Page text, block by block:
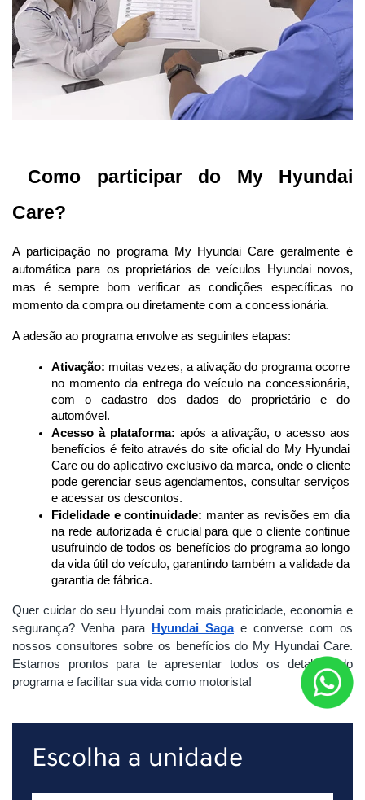
Como participar do My Hyundai
Care?
A participação no programa My Hyundai Care geralmente é
automática para os proprietários de veículos Hyundai novos,
mas é sempre bom verificar as condições específicas no
momento da compra ou diretamente com a concessionária.
A adesão ao programa envolve as seguintes etapas:
Ativação: muitas vezes, a ativação do programa ocorre
no momento da entrega do veículo na concessionária,
com o cadastro dos dados do proprietário e do
automóvel.
Acesso à plataforma: após a ativação, o acesso aos
benefícios é feito através do site oficial do My Hyundai
Care ou do aplicativo exclusivo da marca, onde o cliente
pode gerenciar seus agendamentos, consultar serviços
e acessar os descontos.
Fidelidade e continuidade: manter as revisões em dia
na rede autorizada é crucial para que o cliente continue
usufruindo de todos os benefícios do programa ao longo
da vida útil do veículo, garantindo também a validade da
garantia de fábrica.
Quer cuidar do seu Hyundai com mais praticidade, economia e
segurança? Venha para
Hyundai Sagae converse com os
nossos consultores sobre os benefícios do My Hyundai Care.
Estamos prontos para te apresentar todos os detalhes do
programa e facilitar sua vida como motorista!
Escolha a unidade